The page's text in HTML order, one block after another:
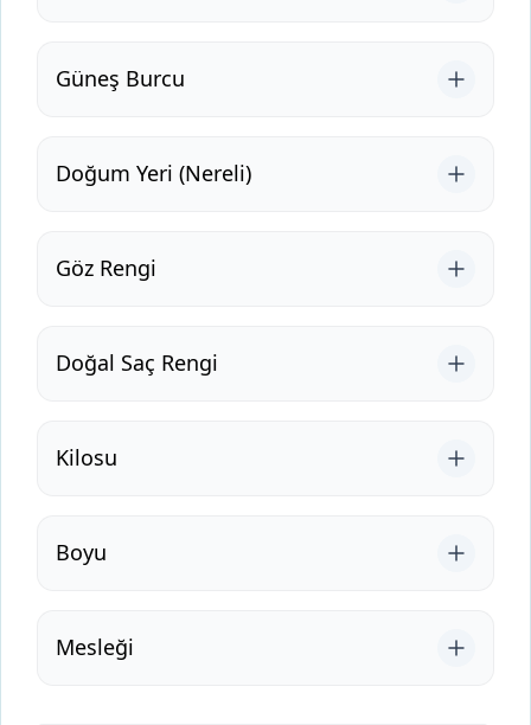
Güneş Burcu
Doğum Yeri (Nereli)
Göz Rengi
Doğal Saç Rengi
Kilosu
Boyu
Mesleği